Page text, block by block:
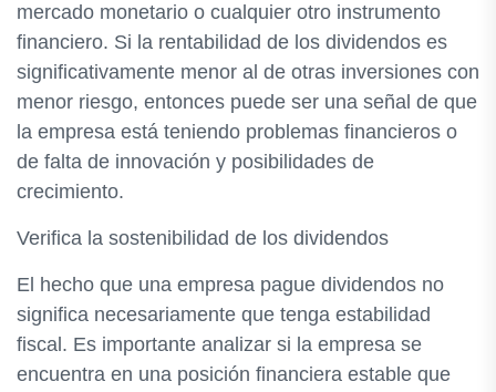
mercado monetario o cualquier otro instrumento
financiero. Si la rentabilidad de los dividendos es
significativamente menor al de otras inversiones con
menor riesgo, entonces puede ser una señal de que
la empresa está teniendo problemas financieros o
de falta de innovación y posibilidades de
crecimiento.
Verifica la sostenibilidad de los dividendos
El hecho que una empresa pague dividendos no
significa necesariamente que tenga estabilidad
fiscal. Es importante analizar si la empresa se
encuentra en una posición financiera estable que